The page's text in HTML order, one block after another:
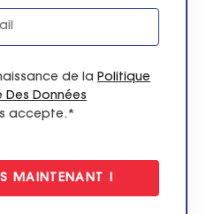
de la Politique
Données
accepte.*